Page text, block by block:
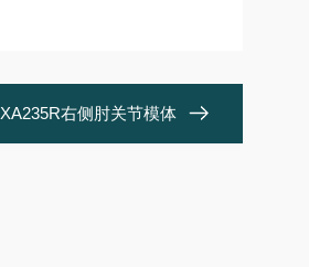
XA235R右侧肘关节模体